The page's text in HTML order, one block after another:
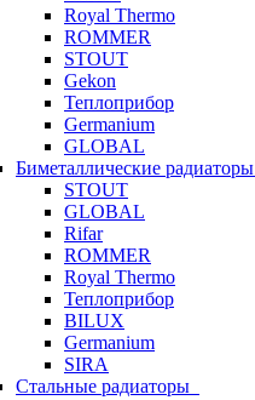
Royal Thermo
ROMMER
STOUT
Gekon
Теплоприбор
Germanium
GLOBAL
Биметаллические радиаторы
STOUT
GLOBAL
Rifar
ROMMER
Royal Thermo
Теплоприбор
BILUX
Germanium
SIRA
Стальные радиаторы